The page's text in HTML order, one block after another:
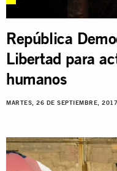
República
Libertad para
humanos
MARTES, 26 DE SEPTIEMBRE, 2017